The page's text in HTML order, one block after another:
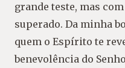
grande teste, mas
superado. Da minha
quem o Espírito te
benevolência do